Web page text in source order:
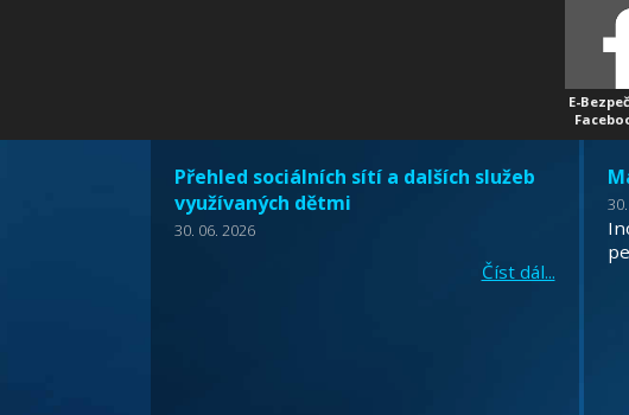
E-
Přehled sociálních sítí a dalších služeb
využívaných dětmi
30. 06. 2026
Číst dál...